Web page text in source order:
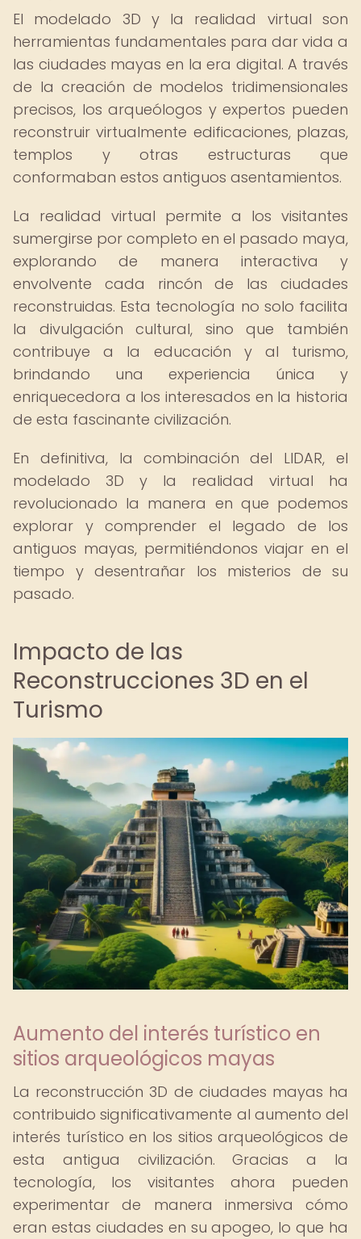
El modelado 3D y la realidad virtual son
herramientas fundamentales para dar vida a
las ciudades mayas en la era digital. A través
de la creación de modelos tridimensionales
precisos, los arqueólogos y expertos pueden
reconstruir virtualmente edificaciones, plazas,
templos y otras estructuras que
conformaban estos antiguos asentamientos.
La realidad virtual permite a los visitantes
sumergirse por completo en el pasado maya,
explorando de manera interactiva y
envolvente cada rincón de las ciudades
reconstruidas. Esta tecnología no solo facilita
la divulgación cultural, sino que también
contribuye a la educación y al turismo,
brindando una experiencia única y
enriquecedora a los interesados en la historia
de esta fascinante civilización.
En definitiva, la combinación del LIDAR, el
modelado 3D y la realidad virtual ha
revolucionado la manera en que podemos
explorar y comprender el legado de los
antiguos mayas, permitiéndonos viajar en el
tiempo y desentrañar los misterios de su
pasado.
Impacto de las
Reconstrucciones 3D en el
Turismo
Aumento del interés turístico en
sitios arqueológicos mayas
La reconstrucción 3D de ciudades mayas ha
contribuido significativamente al aumento del
interés turístico en los sitios arqueológicos de
esta antigua civilización. Gracias a la
tecnología, los visitantes ahora pueden
experimentar de manera inmersiva cómo
eran estas ciudades en su apogeo, lo que ha